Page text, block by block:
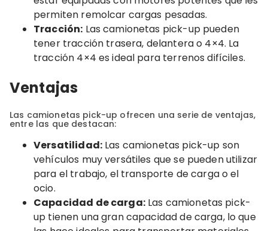
permiten remolcar cargas pesadas.
Tracción: Las camionetas pick-up pueden
tener tracción trasera, delantera o 4×4. La
tracción 4×4 es ideal para terrenos difíciles.
Ventajas
Las camionetas pick-up ofrecen una serie de ventajas,
entre las que destacan:
Versatilidad:Las camionetas pick-up son
vehículos muy versátiles que se pueden utilizar
para el trabajo, el transporte de carga o el
ocio.
Capacidad de carga:Las camionetas pick-
up tienen una gran capacidad de carga, lo que